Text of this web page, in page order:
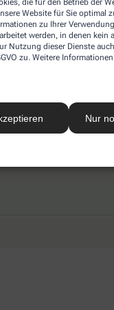
die für den Betrieb der
Website für Sie optimal
zu Ihrer
werden, in denen
Nutzung dieser Dienste
zu. Weitere
Nur
einer anderen akzeptierten
Ihrer Apotheke vor Ort.